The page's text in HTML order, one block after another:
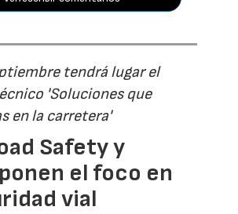
tendrá lugar el
'Soluciones que
en la carretera'
Safety y
el foco en
vial